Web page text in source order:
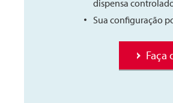
dispensa
Sua configuração
Faça